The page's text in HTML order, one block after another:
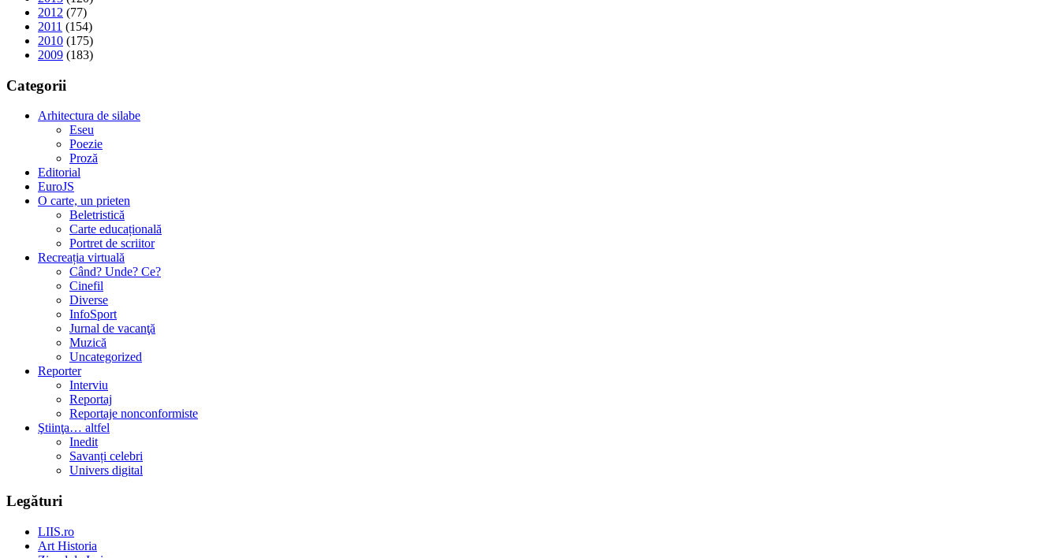
2012 (77)
2011 (154)
2010 (175)
2009 (183)
Categorii
Arhitectura de silabe
Eseu
Poezie
Proză
Editorial
EuroJS
O carte, un prieten
Beletristică
Carte educațională
Portret de scriitor
Recreația virtuală
Când? Unde? Ce?
Cinefil
Diverse
InfoSport
Jurnal de vacanţă
Muzică
Uncategorized
Reporter
Interviu
Reportaj
Reportaje nonconformiste
Ştiinţa… altfel
Inedit
Savanți celebri
Univers digital
Legături
LIIS.ro
Art Historia